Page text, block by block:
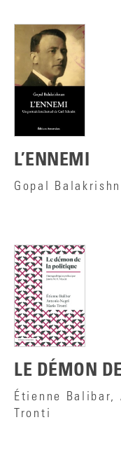
L’ENNEMI
Gopal
LE DÉMON
Étienne Balibar,
Tronti